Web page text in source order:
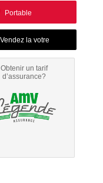
Portable
Obtenir un tarif
d’assurance?